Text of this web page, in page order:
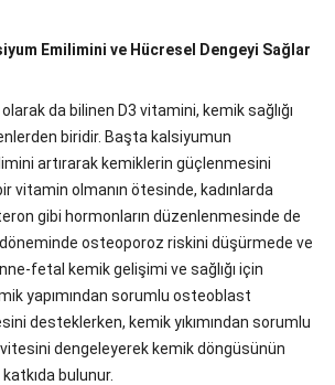
Emilimini ve Hücresel Dengeyi Sağlar
olarak da bilinen D3 vitamini, kemik sağlığı
biridir. Başta kalsiyumun
artırarak kemiklerin güçlenmesini
vitamin olmanın ötesinde, kadınlarda
gibi hormonların düzenlenmesinde de
osteoporoz riskini düşürmede ve
fetal kemik gelişimi ve sağlığı için
yapımından sorumlu osteoblast
desteklerken, kemik yıkımından sorumlu
dengeleyerek kemik döngüsünün
bulunur.